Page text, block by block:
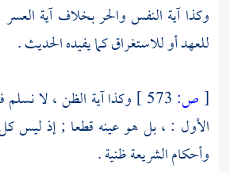
وكذا آية النفس والحر بخلاف آية
للعهد أو للاستغراق كما يفيده الحديث .
[ص:
وكذا آية الظن ، لا نسلم
الأول : ، بل هو عينه قطعا ; إذ ليس
وأحكام الشريعة ظنية .